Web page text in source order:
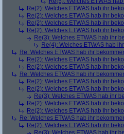
Re(2): Welches ETWAS hab ihr
Re(2): Welches ETWAS hab ihr
Re(2): Welches ETWAS hab ihr
Re(2): Welches ETWAS hab ihr
Re(3): Welches ETWAS hab ihr
Re(4): Welches ETWAS hab
Re: Welches ETWAS hab ihr
Re(2): Welches ETWAS hab ihr
Re(2): Welches ETWAS hab ihr
Re: Welches ETWAS hab ihr
Re(2): Welches ETWAS hab ihr
Re(2): Welches ETWAS hab ihr
Re(3): Welches ETWAS hab ihr
Re(2): Welches ETWAS hab ihr
Re(2): Welches ETWAS hab ihr
Re: Welches ETWAS hab ihr
Re(2): Welches ETWAS hab ihr
Re(3): Welches ETWAS hab ihr